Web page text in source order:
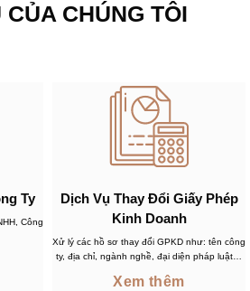
CỦA CHÚNG TÔI
Ty
Công
Dịch Vụ Thay Đổi Giấy Phép
Kinh Doanh
Xử lý các hồ sơ thay đổi GPKD như: tên công
ty, địa chỉ, ngành nghề, đại diện pháp luật…
Xem thêm